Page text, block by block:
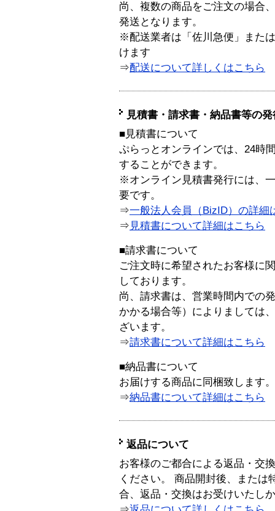
尚、複数の商品をご注文の場合
発送となります。
※配送業者は「佐川急便」また
けます
⇒配送について詳しくはこちら
見積書・請求書・納品書等の
■見積書について
ぷらっとオンラインでは、24時
することができます。
※オンライン見積書発行には、
要です。
⇒一般法人会員（BizID）の詳細
⇒ 見積書について詳細はこちら
■請求書について
ご注文時に希望されたお客様に
しております。
尚、請求書は、営業時間内での
かかる場合等）によりましては
ざいます。
⇒請求書について詳細はこちら
■納品書について
お届けする商品に同梱致します。
⇒納品書について詳細はこちら
返品について
お客様のご都合による返品・交
ください。 商品開封後、または
合、返品・交換はお受けいたし